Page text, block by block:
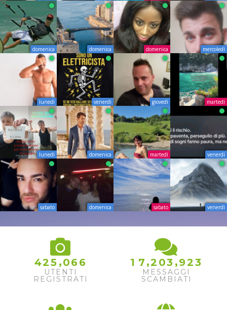
domenica domenica domenica mercoledì
lunedì venerdì giovedì martedì
lunedì domenica martedì venerdì
sabato domenica sabato venerdì
425 ,066
UTENTI
REGISTRATI
1 7 ,2 03 ,923
MESSAGGI
SCAMBIATI